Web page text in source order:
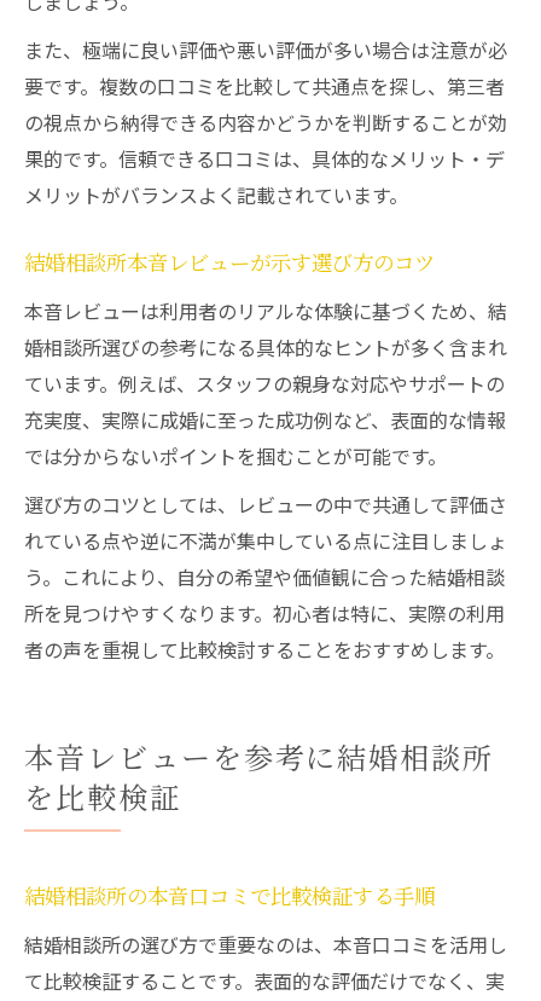
また、極端に良い評価や悪い評価が多い場合は注意が必
要です。複数の口コミを比較して共通点を探し、第三者
の視点から納得できる内容かどうかを判断することが効
果的です。信頼できる口コミは、具体的なメリット・デ
メリットがバランスよく記載されています。
結婚相談所本音レビューが示す選び方のコツ
本音レビューは利用者のリアルな体験に基づくため、結
婚相談所選びの参考になる具体的なヒントが多く含まれ
ています。例えば、スタッフの親身な対応やサポートの
充実度、実際に成婚に至った成功例など、表面的な情報
では分からないポイントを掴むことが可能です。
選び方のコツとしては、レビューの中で共通して評価さ
れている点や逆に不満が集中している点に注目しましょ
う。これにより、自分の希望や価値観に合った結婚相談
所を見つけやすくなります。初心者は特に、実際の利用
者の声を重視して比較検討することをおすすめします。
本音レビューを参考に結婚相談所
を比較検証
結婚相談所の本音口コミで比較検証する手順
結婚相談所の選び方で重要なのは、本音口コミを活用し
て比較検証することです。表面的な評価だけでなく、実